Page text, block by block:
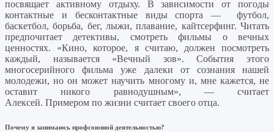
посвящает активному отдыху. В зависимости от погоды
контактные и бесконтактные виды спорта — футбол,
баскетбол, борьба, бег, лыжи, плавание, кайтсерфинг. Читать
предпочитает детективы, смотреть фильмы о вечных
ценностях. «Кино, которое, я считаю, должен посмотреть
каждый, называется «Вечный зов». События этого
многосерийного фильма уже далеки от сознания нашей
молодежи, но он может научить многому и, мне кажется, не
оставит никого равнодушным», — считает
Алексей. Примером по жизни считает своего отца.
Почему я занимаюсь профсоюзной деятельностью?